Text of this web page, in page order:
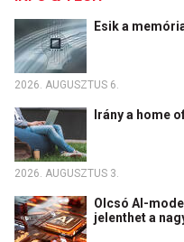
Esik a
2026. AUGUSZTUS 6.
Irány a home
2026. AUGUSZTUS 3.
Olcsó AI-
jelenthet a